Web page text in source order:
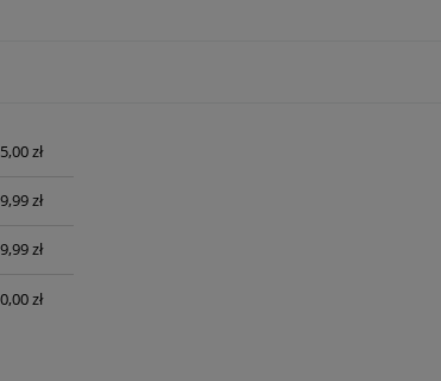
zł
zł
zł
0,00 zł